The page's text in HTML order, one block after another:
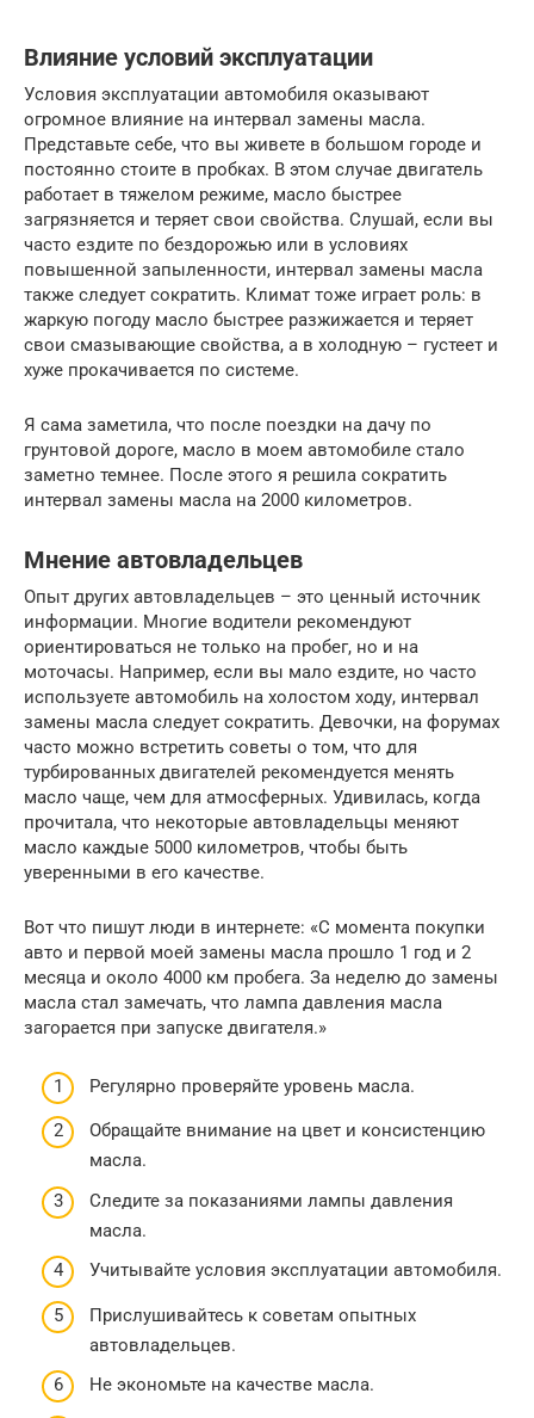
Влияние условий эксплуатации
Условия эксплуатации автомобиля оказывают
огромное влияние на интервал замены масла.
Представьте себе, что вы живете в большом городе и
постоянно стоите в пробках. В этом случае двигатель
работает в тяжелом режиме, масло быстрее
загрязняется и теряет свои свойства. Слушай, если вы
часто ездите по бездорожью или в условиях
повышенной запыленности, интервал замены масла
также следует сократить. Климат тоже играет роль: в
жаркую погоду масло быстрее разжижается и теряет
свои смазывающие свойства, а в холодную – густеет и
хуже прокачивается по системе.
Я сама заметила, что после поездки на дачу по
грунтовой дороге, масло в моем автомобиле стало
заметно темнее. После этого я решила сократить
интервал замены масла на 2000 километров.
Мнение автовладельцев
Опыт других автовладельцев – это ценный источник
информации. Многие водители рекомендуют
ориентироваться не только на пробег, но и на
моточасы. Например, если вы мало ездите, но часто
используете автомобиль на холостом ходу, интервал
замены масла следует сократить. Девочки, на форумах
часто можно встретить советы о том, что для
турбированных двигателей рекомендуется менять
масло чаще, чем для атмосферных. Удивилась, когда
прочитала, что некоторые автовладельцы меняют
масло каждые 5000 километров, чтобы быть
уверенными в его качестве.
Вот что пишут люди в интернете: «С момента покупки
авто и первой моей замены масла прошло 1 год и 2
месяца и около 4000 км пробега. За неделю до замены
масла стал замечать, что лампа давления масла
загорается при запуске двигателя.»
Регулярно проверяйте уровень масла.
Обращайте внимание на цвет и консистенцию
масла.
Следите за показаниями лампы давления
масла.
Учитывайте условия эксплуатации автомобиля.
Прислушивайтесь к советам опытных
автовладельцев.
Не экономьте на качестве масла.